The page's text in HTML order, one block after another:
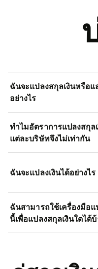
ฉันจะแปลงสกุลเงินหรือแ
อย่างไร
ทำไมอัตราการแปลงสกุล
แต่ละบริษัทจึงไม่เท่ากัน
ฉันจะแปลงเงินได้อย่างไร
ฉันสามารถใช้เครื่องมือแ
นี้เพื่อแปลงสกุลเงินใดได้บ้